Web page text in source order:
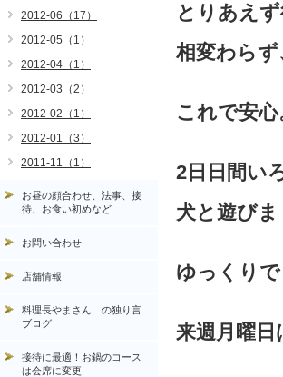
とりあえ
相変わら
これで安心
2日日間い
犬と遊び
ゆっくり
来週月曜日
2012-06（17）
2012-05（1）
2012-04（1）
2012-03（2）
2012-02（1）
2012-01（3）
2011-11（1）
お昼の顔合わせ、法事、接
待、お食い初めなど
お問い合わせ
店舗情報
料理長やまさん の独り言
ブログ
接待に最適！お鍋のコース
は会席に変更